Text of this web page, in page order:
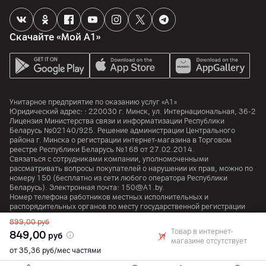
899,00 руб
849,00 руб
от 35,36 руб/мес частями
Товар в интернет-
магазине отсутствует
Процессор
Количество ядер
Частота процессора
2.5ГГц
Аккумулятор
Емкость аккумулятора
7040мАч
Корпус
Цвет
Серый
Габариты
168.7 x 257.1 x 6.9 мм
Скачайте «Мой А1»
Унитарное предприятие по оказанию услуг «А1»
Юридический адрес: : 220030 г. Минск, ул. Интернациональная, 36-2
Лицензия Министерства связи и информатизации Республики
Беларусь №02140/925. Решение администрации Центрального
района г. Минска о регистрации интернет-магазина в Торговом
реестре Республики Беларусь №168 от 27.02.2014.
Связаться с сотрудниками компании, уполномоченными
рассматривать вопросы покупателей о нарушении их прав, можно по
номеру 150 (бесплатно из сети любого оператора Республики
Беларусь). Электронная почта: 150@A1.by.
Номер телефона работников местных исполнительных и
распорядительных органов по месту государственной регистрации
рассматривать обращения покупателей:
© 2026 Унитарное предприятие «А1». Все права защищены.